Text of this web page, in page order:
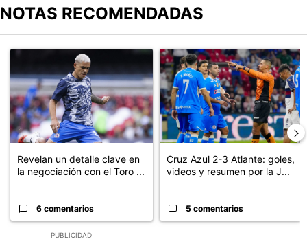
NOTAS RECOMENDADAS
PUBLICIDAD
Un artículo de tendencia con el título "Revelan un detalle clave
Revelan un detalle clave en
la negociación con el Toro ...
6 comentarios
Un artículo de tendencia con el
Cruz Azul 2-3 Atlante: goles,
videos y resumen por la J...
5 comentarios